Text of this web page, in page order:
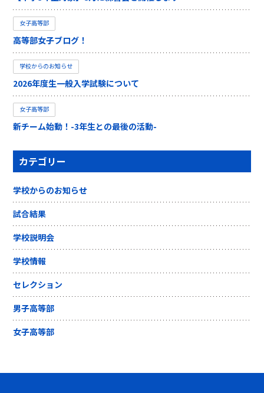
女子高等部
高等部女子ブログ！
学校からのお知らせ
2026年度生一般入学試験について
女子高等部
新チーム始動！-3年生との最後の活動-
カテゴリー
学校からのお知らせ
試合結果
学校説明会
学校情報
セレクション
男子高等部
女子高等部